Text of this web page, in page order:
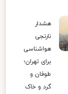
هشدار
نارنجی
هواشناسی
برای تهران؛
طوفان و
گرد و خاک